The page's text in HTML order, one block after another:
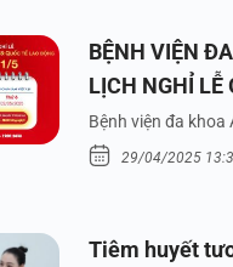
BỆNH VIỆN
LỊCH NGHỈ
VÀ QUỐC TẾ
Bệnh viện đa
29/04/2025
Tiêm huyết